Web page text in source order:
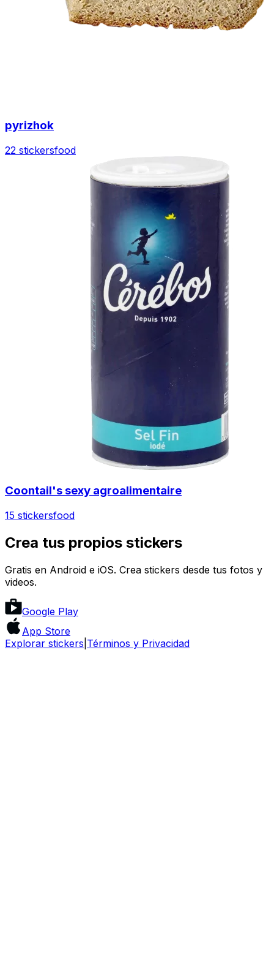
pyrizhok
22 stickersfood
Coontail's sexy agroalimentaire
15 stickersfood
Crea tus propios stickers
Gratis en Android e iOS. Crea stickers desde tus fotos y
videos.
Google Play
App Store
Explorar stickers Términos y Privacidad